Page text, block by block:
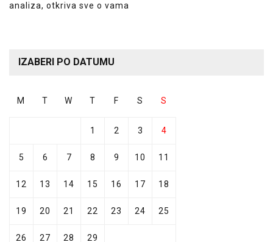
analiza, otkriva sve o vama
IZABERI PO DATUMU
M T W T F S S
1 2 3 4
5 6 7 8 9 10 11
12 13 14 15 16 17 18
19 20 21 22 23 24 25
26 27 28 29